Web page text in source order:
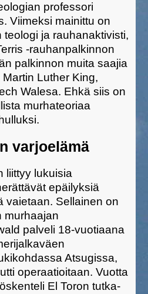
professori
Viimeksi mainittu on
ja rauhanaktivisti,
-rauhanpalkinnon
palkinnon muita saajia
Luther King,
Walesa. Ehkä siis on
murhateoriaa
varjoelämä
liittyy lukuisia
epäilyksiä
vaietaan. Sellainen on
murhaajan
palveli 18-vuotiaana
Atsugissa,
operaatioitaan. Vuotta
El Toron tutka-